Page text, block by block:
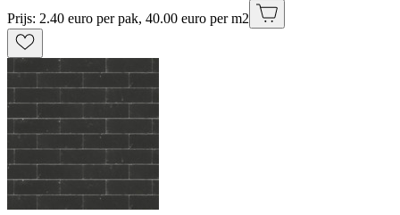
Prijs: 2.40 euro per pak, 40.00 euro per m2